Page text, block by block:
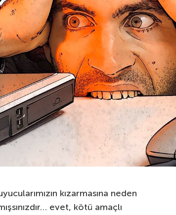
kızarmasına neden
evet, kötü amaçlı